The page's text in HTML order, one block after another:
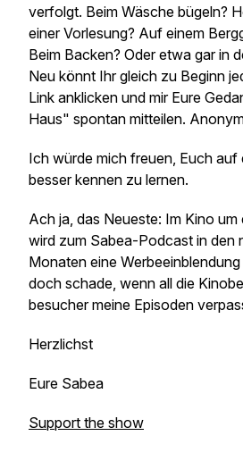
verfolgt. Beim Wäsche bügeln?
einer Vorlesung? Auf einem
Beim Backen? Oder etwa gar in
Neu könnt Ihr gleich zu Beginn
Link anklicken und mir Eure
Haus" spontan mitteilen.
Ich würde mich freuen, Euch auf
besser kennen zu lernen.
Ach ja, das Neueste: Im Kino um
wird zum Sabea-Podcast in den
Monaten eine
doch schade, wenn all die
besucher meine Episoden
Herzlichst
Eure Sabea
Support the show